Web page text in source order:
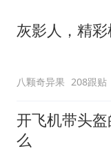
灰影人，精彩
八颗奇异果 208跟贴
开飞机带头
么